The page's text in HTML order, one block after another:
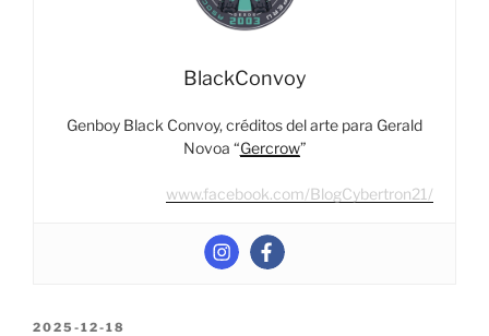
Todo
Scorponok”
BlackConvoy
Genboy Black Convoy, créditos del arte para Gerald
Novoa “Gercrow”
www.facebook.com/BlogCybertron21/
POSTED
2025-12-18